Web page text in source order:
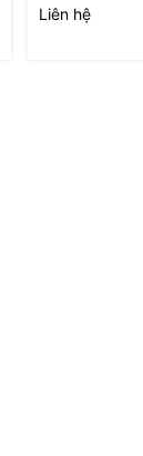
Liên hệ